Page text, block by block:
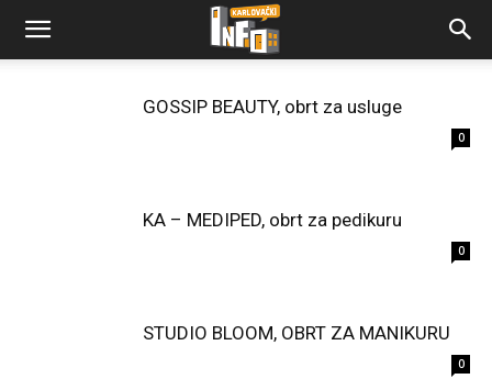
GOSSIP BEAUTY, obrt za usluge
0
KA – MEDIPED, obrt za pedikuru
0
STUDIO BLOOM, OBRT ZA MANIKURU
0